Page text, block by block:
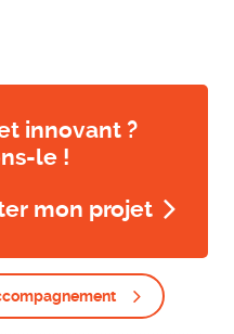
innovant ?
le !
mon projet